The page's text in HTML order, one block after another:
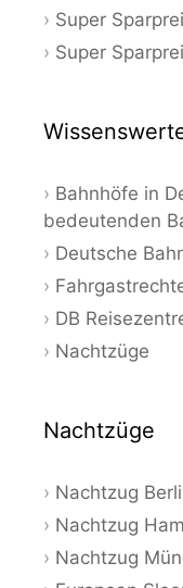
Super
Super
Bahnhöfe in
bedeutenden
Deutsche
DB
Nachtzüge
Nachtzüge
Nachtzug
Nachtzug
Nachtzug